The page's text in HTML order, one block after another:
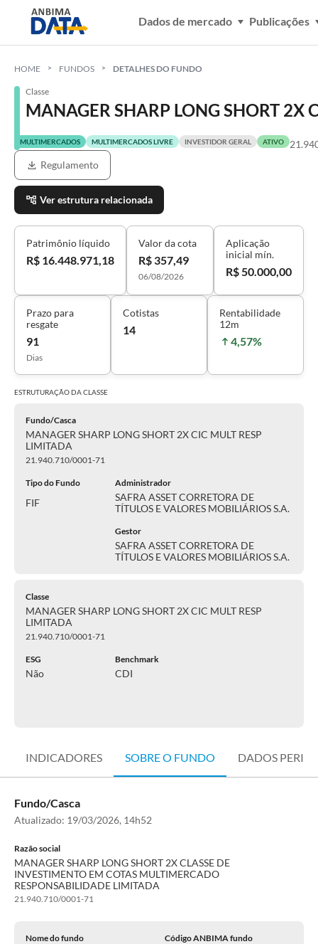
Dados de mercado Publicações
HOME FUNDOS DETALHES DO FUNDO
Classe
MANAGER SHARP LONG SHORT 2X
MULTIMERCADOS MULTIMERCADOS LIVRE INVESTIDOR GERAL ATIVO
Regulamento
Ver estrutura relacionada
Patrimônio líquido
R$ 16.448.971,18
Valor da cota
R$ 357,49
06/08/2026
Aplicação
inicial mín.
R$ 50.000,00
Prazo para
resgate
91
Dias
Cotistas
14
Rentabilidade
12m
4,57%
ESTRUTURAÇÃO DACLASSE
Fundo/Casca
MANAGER SHARP LONG SHORT 2X CIC MULT RESP
LIMITADA
21.940.710/0001-71
Tipo do Fundo
FIF
Administrador
SAFRA ASSET CORRETORA DE
TÍTULOS E VALORES MOBILIÁRIOS S.A.
Gestor
SAFRA ASSET CORRETORA DE
TÍTULOS E VALORES MOBILIÁRIOS S.A.
Classe
MANAGER SHARP LONG SHORT 2X CIC MULT RESP
LIMITADA
21.940.710/0001-71
ESG
Não
Benchmark
CDI
INDICADORES SOBRE O FUNDO DADOS
Fundo/Casca
Atualizado: 19/03/2026, 14h52
Razão social
MANAGER SHARP LONG SHORT 2X CLASSE DE
INVESTIMENTO EM COTAS MULTIMERCADO
RESPONSABILIDADE LIMITADA
21.940.710/0001-71
Nome do fundo Código ANBIMA fundo